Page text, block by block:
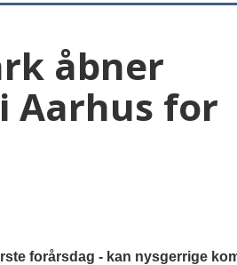
åbner
Aarhus for
forårsdag - kan nysgerrige